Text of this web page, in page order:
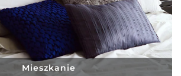
Mieszkanie